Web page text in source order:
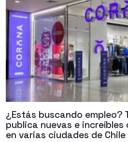
¿Estás buscando empleo?
publica nuevas e
en varias ciudades de Chile